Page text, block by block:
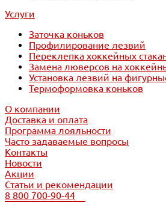
Услуги
Заточка коньков
Профилирование лезвий
Переклепка хоккейных
Замена люверсов на
Установка лезвий на
Термоформовка коньков
О компании
Доставка и оплата
Программа лояльности
Часто задаваемые вопросы
Контакты
Новости
Акции
Статьи и рекомендации
8 800 700-90-44